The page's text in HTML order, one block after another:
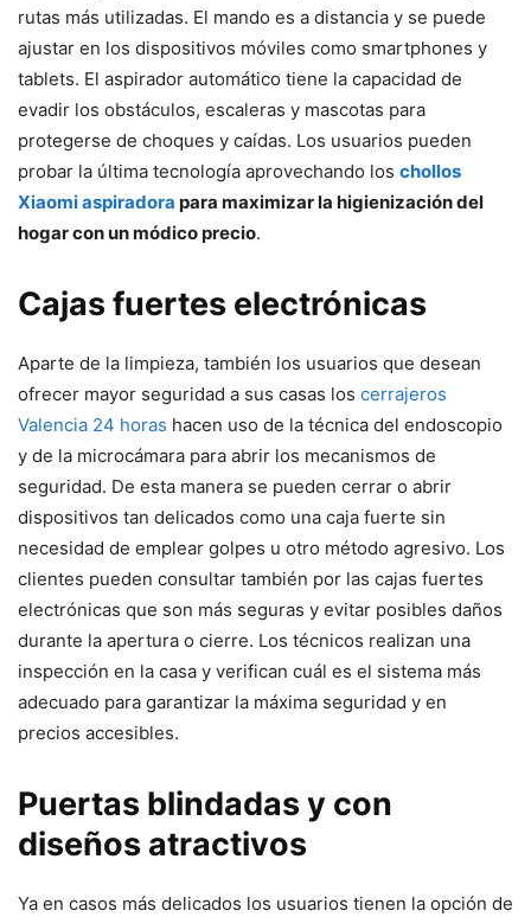
rutas más utilizadas. El mando es a distancia y se puede
ajustar en los dispositivos móviles como smartphones y
tablets. El aspirador automático tiene la capacidad de
evadir los obstáculos, escaleras y mascotas para
protegerse de choques y caídas. Los usuarios pueden
probar la última tecnología aprovechando los chollos
Xiaomi aspiradora para maximizar la higienización del
hogar con un módico precio.
Cajas fuertes electrónicas
Aparte de la limpieza, también los usuarios que desean
ofrecer mayor seguridad a sus casas los cerrajeros
Valencia 24 horas hacen uso de la técnica del endoscopio
y de la microcámara para abrir los mecanismos de
seguridad. De esta manera se pueden cerrar o abrir
dispositivos tan delicados como una caja fuerte sin
necesidad de emplear golpes u otro método agresivo. Los
clientes pueden consultar también por las cajas fuertes
electrónicas que son más seguras y evitar posibles daños
durante la apertura o cierre. Los técnicos realizan una
inspección en la casa y verifican cuál es el sistema más
adecuado para garantizar la máxima seguridad y en
precios accesibles.
Puertas blindadas y con
diseños atractivos
Ya en casos más delicados los usuarios tienen la opción de